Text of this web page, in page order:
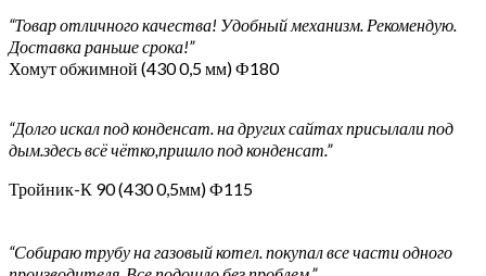
“Товар отличного качества! Удобный механизм. Рекомендую.
Доставка раньше срока!”
Хомут обжимной (430 0,5 мм) Ф180
“Долго искал под конденсат. на других сайтах присылали под
дым.здесь всё чётко,пришло под конденсат.”
Тройник-К 90 (430 0,5мм) Ф115
“Собираю трубу на газовый котел. покупал все части одного